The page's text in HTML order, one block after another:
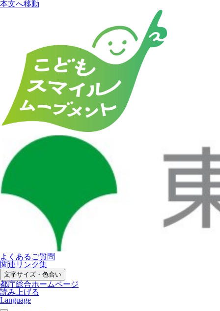
本文へ移動
よくあるご質問
関連リンク集
文字サイズ・色合い
都庁総合ホームページ
読み上げる
Language